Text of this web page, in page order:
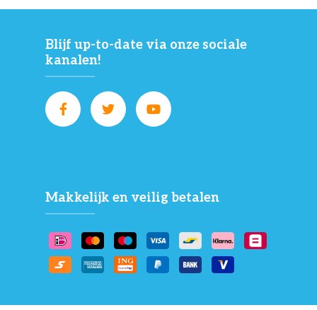
Blijf up-to-date via onze sociale
kanalen!
Makkelijk en veilig betalen